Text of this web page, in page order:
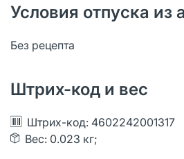
Условия отпуска из
Без рецепта
Штрих-код и вес
Штрих-код: 4602242001317
Вес: 0.023 кг;